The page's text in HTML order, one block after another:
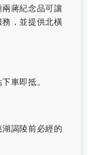
蔣紀念品可讓
，並提供北橫
車即抵。
謁陵前必經的